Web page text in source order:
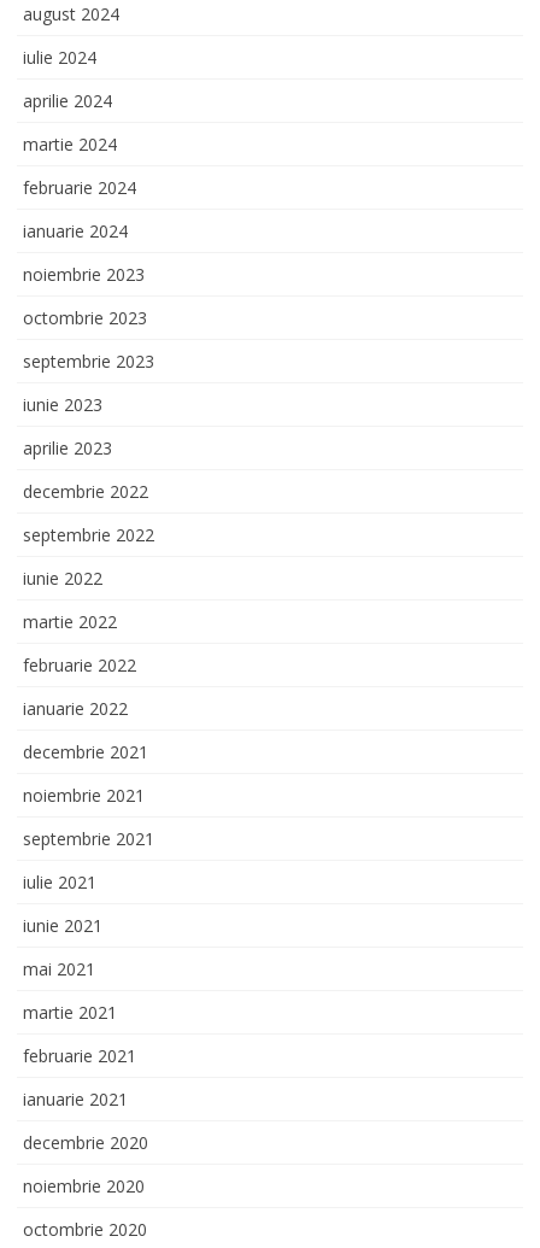
august 2024
iulie 2024
aprilie 2024
martie 2024
februarie 2024
ianuarie 2024
noiembrie 2023
octombrie 2023
septembrie 2023
iunie 2023
aprilie 2023
decembrie 2022
septembrie 2022
iunie 2022
martie 2022
februarie 2022
ianuarie 2022
decembrie 2021
noiembrie 2021
septembrie 2021
iulie 2021
iunie 2021
mai 2021
martie 2021
februarie 2021
ianuarie 2021
decembrie 2020
noiembrie 2020
octombrie 2020